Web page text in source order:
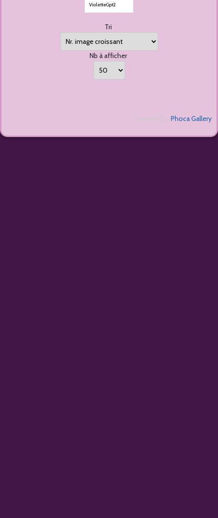
VioletteGpt2
Tri
Nb à afficher
Powered by Phoca Gallery